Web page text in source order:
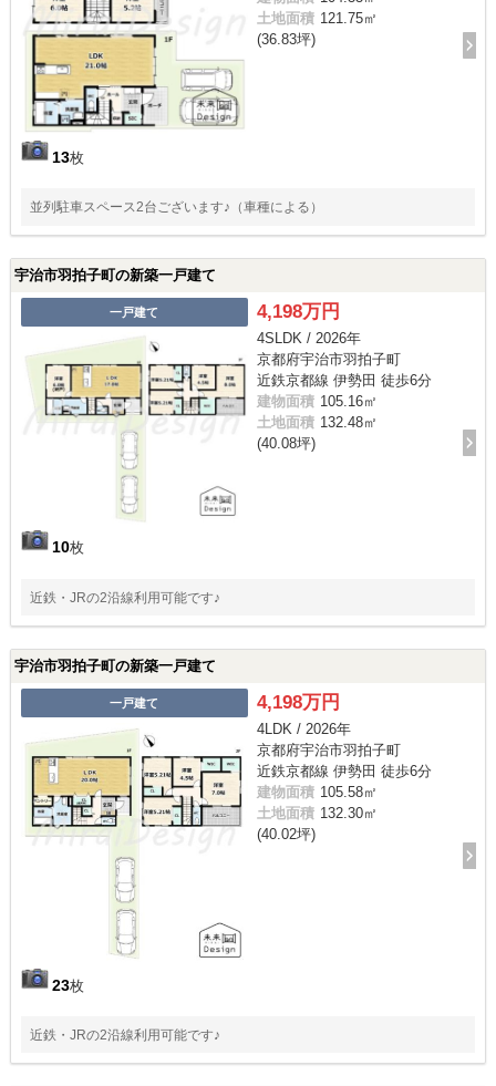
13枚
土地面積 121.75㎡
(36.83坪)
並列駐車スペース2台ございます♪（車種による）
宇治市羽拍子町の新築一戸建て
一戸建て
10枚
4,198万円
4SLDK / 2026年
京都府宇治市羽拍子町
近鉄京都線 伊勢田 徒歩6分
建物面積 105.16㎡
土地面積 132.48㎡
(40.08坪)
近鉄・JRの2沿線利用可能です♪
宇治市羽拍子町の新築一戸建て
一戸建て
23枚
4,198万円
4LDK / 2026年
京都府宇治市羽拍子町
近鉄京都線 伊勢田 徒歩6分
建物面積 105.58㎡
土地面積 132.30㎡
(40.02坪)
近鉄・JRの2沿線利用可能です♪